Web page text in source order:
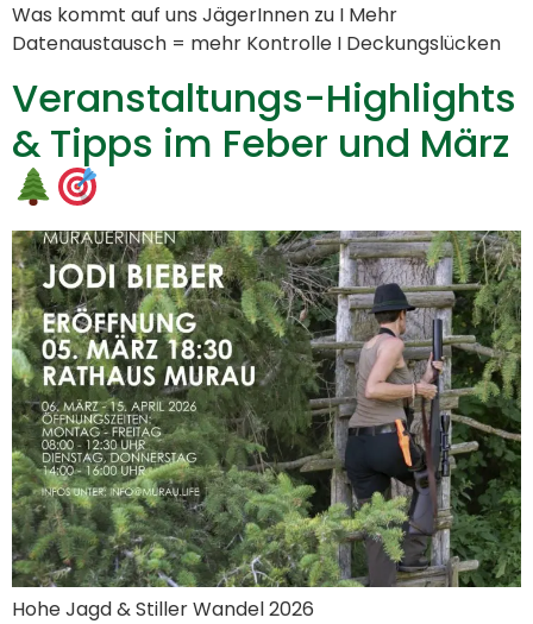
Was kommt auf uns JägerInnen zu I Mehr
Datenaustausch = mehr Kontrolle I Deckungslücken
Veranstaltungs-Highlights
& Tipps im Feber und März
Hohe Jagd & Stiller Wandel 2026